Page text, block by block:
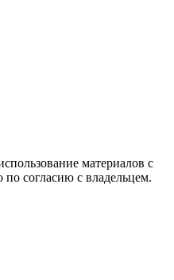
материалов с
по согласию с владельцем.